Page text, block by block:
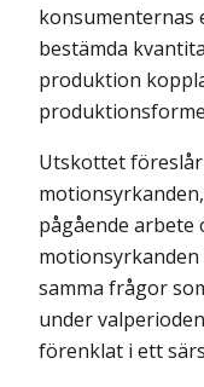
konsumenternas
bestämda
produk­tion
Utskottet
pågående arbete
samma frågor
under
förenklat i ett